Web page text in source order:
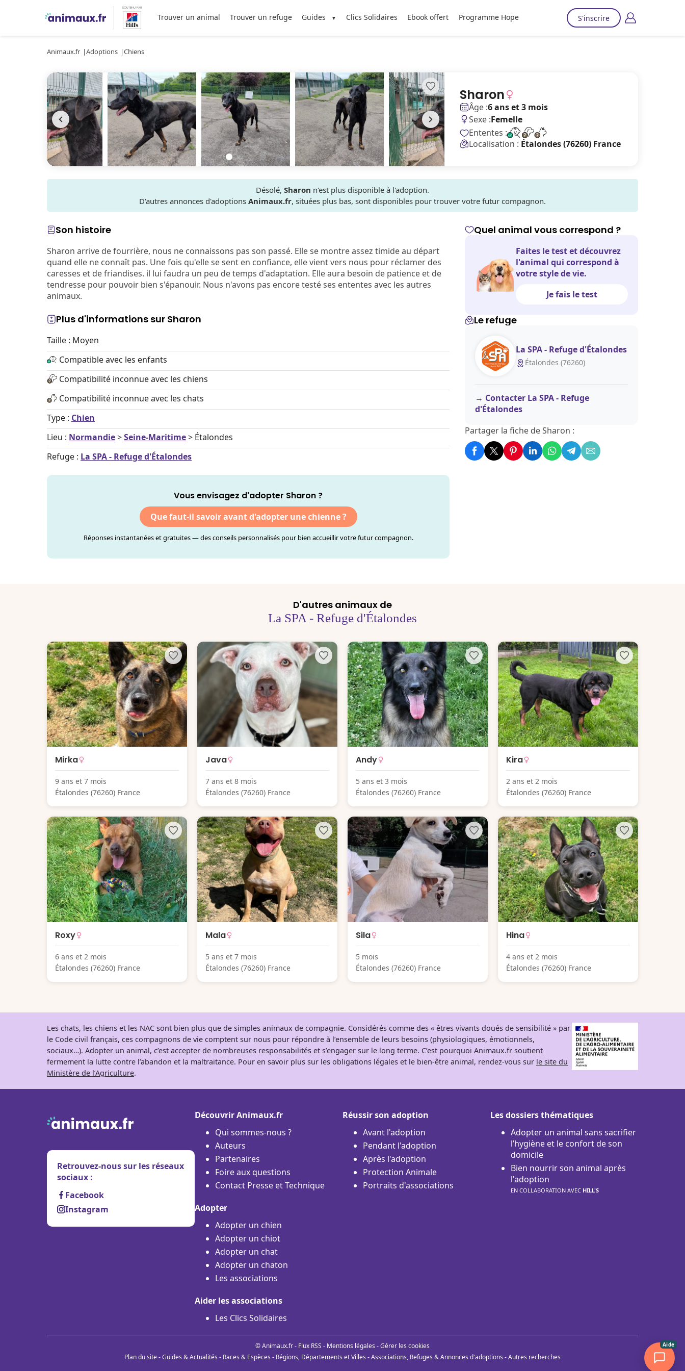
Trouver un animal Trouver un refuge Guides Clics Solidaires Ebook offert Programme Hope S'inscrire
Animaux.fr Adoptions Chiens
Sharon
Âge :6 ans et 3 mois
Sexe :Femelle
Ententes :
Localisation : Étalondes (76260) France
Désolé, Sharon n'est plus disponible à l'adoption.
D'autres annonces d'adoptions Animaux.fr, situées plus bas, sont disponibles pour trouver votre futur compagnon.
Son histoire
Sharon arrive de fourrière, nous ne connaissons pas son passé. Elle se montre assez timide au départ
quand elle ne connaît pas. Une fois qu'elle se sent en confiance, elle vient vers nous pour réclamer des
caresses et de friandises. il lui faudra un peu de temps d'adaptation. Elle aura besoin de patience et de
tendresse pour pouvoir bien s'épanouir. Nous n'avons pas encore testé ses ententes avec les autres
animaux.
Plus d'informations sur Sharon
Taille : Moyen
Compatible avec les enfants
Compatibilité inconnue avec les chiens
Compatibilité inconnue avec les chats
Type : Chien
Lieu : Normandie>Seine-Maritime> Étalondes
Refuge : La SPA - Refuge d'Étalondes
Vous envisagez d'adopter Sharon ?
Que faut-il savoir avant d'adopter une chienne ?
Réponses instantanées et gratuites — des conseils personnalisés pour bien accueillir votre futur compagnon.
Quel animal vous correspond ?
Faites le test et découvrez
l'animal qui correspond à
votre style de vie.
Je fais le test
Le refuge
La SPA - Refuge d'Étalondes
Étalondes (76260)
Contacter La SPA - Refuge
d'Étalondes
Partager la fiche de Sharon :
D'autres animaux de
La SPA - Refuge d'Étalondes
Mirka
9 ans et 7 mois
Étalondes (76260) France
Java
7 ans et 8 mois
Étalondes (76260) France
Andy
5 ans et 3 mois
Étalondes (76260) France
Kira
2 ans et 2 mois
Étalondes (76260) France
Roxy
6 ans et 2 mois
Étalondes (76260) France
Mala
5 ans et 7 mois
Étalondes (76260) France
Sila
5 mois
Étalondes (76260) France
Hina
4 ans et 2 mois
Étalondes (76260) France
Les chats, les chiens et les NAC sont bien plus que de simples animaux de compagnie. Considérés comme des « êtres vivants doués de sensibilité » par
le Code civil français, ces compagnons de vie comptent sur nous pour répondre à l’ensemble de leurs besoins (physiologiques, émotionnels,
sociaux…). Adopter un animal, c’est accepter de nombreuses responsabilités et s’engager sur le long terme. C’est pourquoi Animaux.fr soutient
fermement la lutte contre l’abandon et la maltraitance. Pour en savoir plus sur les obligations légales et le bien-être animal, rendez-vous sur le site du
Ministère de l’Agriculture.
Retrouvez-nous sur les réseaux
sociaux :
Facebook
Instagram
Découvrir Animaux.fr
Qui sommes-nous ?
Auteurs
Partenaires
Foire aux questions
Contact Presse et Technique
Adopter
Adopter un chien
Adopter un chiot
Adopter un chat
Adopter un chaton
Les associations
Aider les associations
Les Clics Solidaires
Réussir son adoption
Avant l'adoption
Pendant l'adoption
Après l'adoption
Protection Animale
Portraits d'associations
Les dossiers thématiques
Adopter un animal sans sacrifier
l’hygiène et le confort de son
domicile
Bien nourrir son animal après
l'adoption
EN COLLABORATION AVEC HILL'S
© Animaux.fr - Flux RSS - Mentions légales -Gérer les cookies
Plan du site-Guides & Actualités - Races & Espèces - Régions, Départements et Villes -Associations, Refuges & Annonces d'adoptions -Autres recherches
Aide